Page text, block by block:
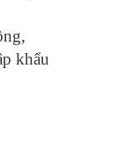
khẩu